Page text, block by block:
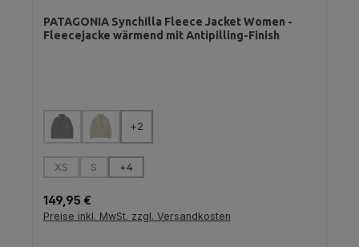
PATAGONIA Synchilla Fleece Jacket Women -
Fleecejacke wärmend mit Antipilling-Finish
Farbe auswählen
(Diese Option ist zurzeit nicht verfügbar.)
(Diese Option ist zurzeit nicht verfügbar.)
+2
Größe auswählen
XS
(Diese Option ist zurzeit nicht verfügbar.)
S
(Diese Option ist zurzeit nicht verfügbar.)
+4
Regulärer Preis:
149,95 €
Preise inkl. MwSt. zzgl. Versandkosten